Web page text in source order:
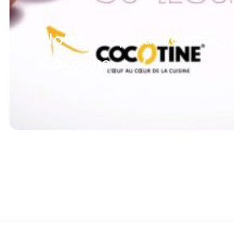
Notre coopérative daucy &
Cocotine